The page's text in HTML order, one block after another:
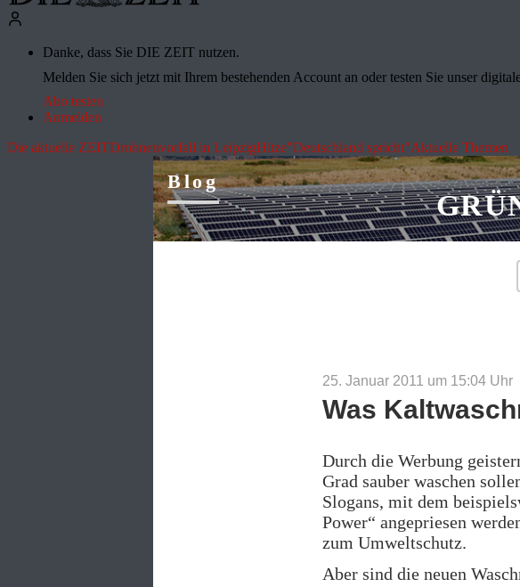
Danke, dass Sie DIE ZEIT nutzen.
Melden Sie sich jetzt mit Ihrem bestehenden Account an oder testen Sie unser
Abo testen
Anmelden
Die aktuelle ZEITDrohnenvorfall in LeipzigHitze"Deutschland spricht"Aktuelle Themen
Blog
25. Januar 2011 um 15:04 Uhr
Was
Durch die Werbung
Grad sauber waschen
Slogans, mit dem
Power“ angepriesen
zum Umweltschutz.
Aber sind die neuen